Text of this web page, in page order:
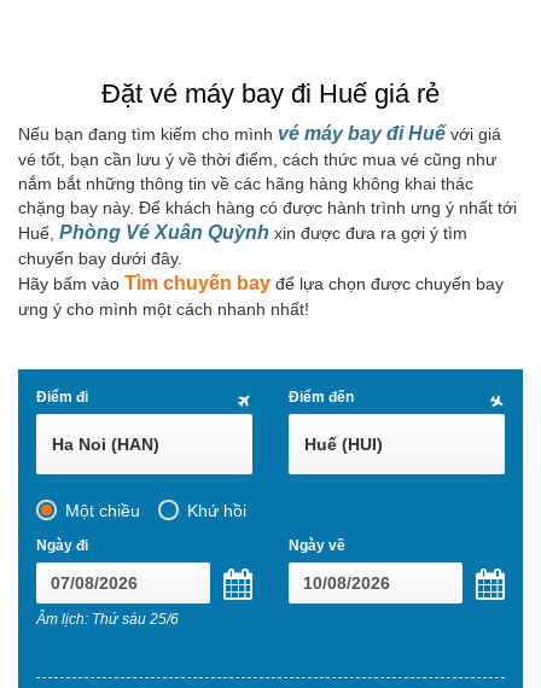
Đặt vé máy bay đi Huế giá rẻ
Nếu bạn đang tìm kiếm cho mình vé máy bay đi Huế với giá
vé tốt, bạn cần lưu ý về thời điểm, cách thức mua vé cũng như
nắm bắt những thông tin về các hãng hàng không khai thác
chặng bay này. Để khách hàng có được hành trình ưng ý nhất tới
Huế, Phòng Vé Xuân Quỳnh xin được đưa ra gợi ý tìm
chuyến bay dưới đây.
Hãy bấm vào Tìm chuyến bay để lựa chọn được chuyến bay
ưng ý cho mình một cách nhanh nhất!
Điểm đi
Ha Noi (HAN)
Điểm đến
Huế (HUI)
Một chiều Khứ hồi
Ngày đi
Âm lịch: Thứ sáu 25/6
Ngày về